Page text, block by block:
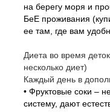
на берегу моря и
БеЕ проживания
ее там, где вам
Диета во время
несколько диет)
Каждый день в
• Фруктовые соки –
систему, дают